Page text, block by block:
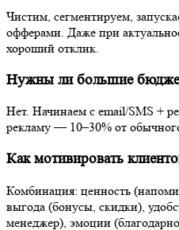
Как мотивировать
выгода (бонусы, скидки),
Предыдущая
Следующая
Новости
Полезное